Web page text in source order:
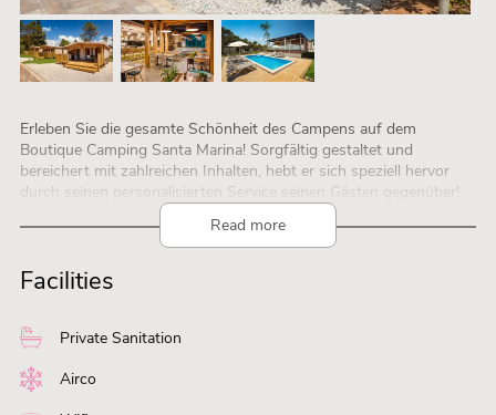
Erleben Sie die gesamte Schönheit des Campens auf dem
Boutique Camping Santa Marina! Sorgfältig gestaltet und
bereichert mit zahlreichen Inhalten, hebt er sich speziell hervor
durch seinen personalisierten Service seinen Gästen gegenüber!
Read more
Facilities
Private Sanitation
Airco